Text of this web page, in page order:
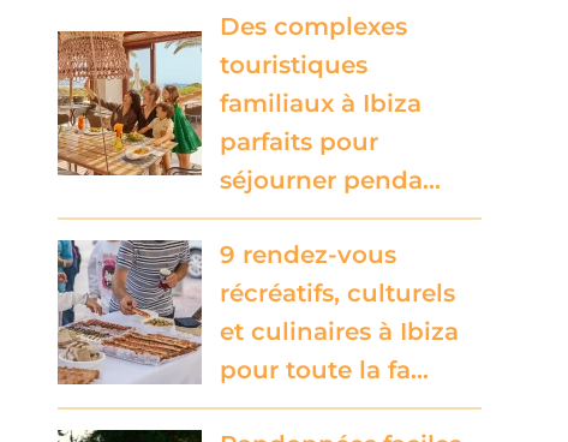
Des complexes
touristiques
familiaux à Ibiza
parfaits pour
séjourner penda…
9 rendez-vous
récréatifs, culturels
et culinaires à Ibiza
pour toute la fa…